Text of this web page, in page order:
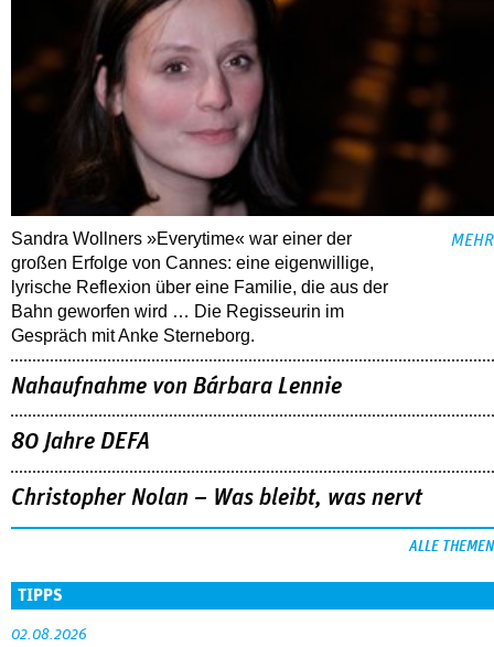
Sandra Wollners »Everytime« war einer der
großen Erfolge von Cannes: eine eigenwillige,
lyrische Reflexion über eine ­Familie, die aus der
Bahn geworfen wird … Die Regisseurin im
Gespräch mit Anke Sterneborg.
MEHR
Nahaufnahme von Bárbara Lennie
80 Jahre DEFA
Christopher Nolan – Was bleibt, was nervt
ALLE THEMEN
TIPPS
02.08.2026